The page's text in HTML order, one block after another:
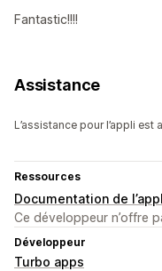
Fantastic!!!!
Assistance
L’assistance pour l’appli
Ressources
Documentation de
Ce développeur n’offre
Développeur
Turbo apps